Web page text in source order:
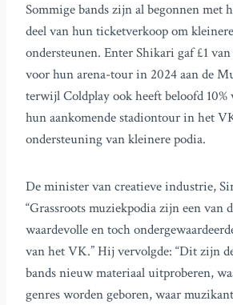
Sommige bands zijn al begonnen met
deel van hun ticketverkoop om
ondersteunen. Enter Shikari gaf £1
voor hun arena-tour in 2024 aan de
terwijl Coldplay ook heeft beloofd
hun aankomende stadiontour in het
ondersteuning van kleinere podia.
De minister van creatieve industrie,
“Grassroots muziekpodia zijn een van
waardevolle en toch
van het VK.” Hij vervolgde: “Dit zijn
bands nieuw materiaal uitproberen,
genres worden geboren, waar